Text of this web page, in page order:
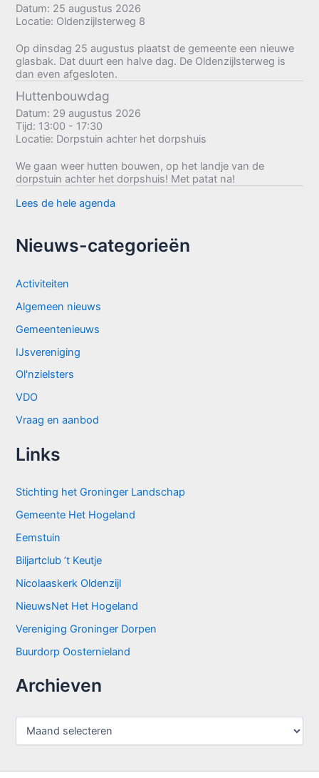
Datum: 25 augustus 2026
Locatie: Oldenzijlsterweg 8
Op dinsdag 25 augustus plaatst de gemeente een nieuwe
glasbak. Dat duurt een halve dag. De Oldenzijlsterweg is
dan even afgesloten.
Huttenbouwdag
Datum: 29 augustus 2026
Tijd: 13:00 - 17:30
Locatie: Dorpstuin achter het dorpshuis
We gaan weer hutten bouwen, op het landje van de
dorpstuin achter het dorpshuis! Met patat na!
Lees de hele agenda
Nieuws-categorieën
Activiteiten
Algemeen nieuws
Gemeentenieuws
IJsvereniging
Ol'nzielsters
VDO
Vraag en aanbod
Links
Stichting het Groninger Landschap
Gemeente Het Hogeland
Eemstuin
Biljartclub ’t Keutje
Nicolaaskerk Oldenzijl
NieuwsNet Het Hogeland
Vereniging Groninger Dorpen
Buurdorp Oosternieland
Archieven
A